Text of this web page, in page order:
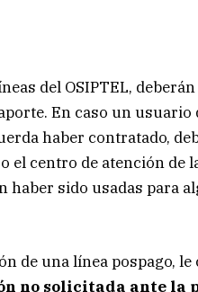
del OSIPTEL,
En caso un
haber contratado,
el centro de atención de
haber sido usadas para
de una línea pospago,
no solicitada ante la